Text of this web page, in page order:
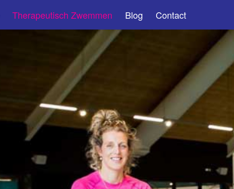
Therapeutisch Zwemmen Blog Contact